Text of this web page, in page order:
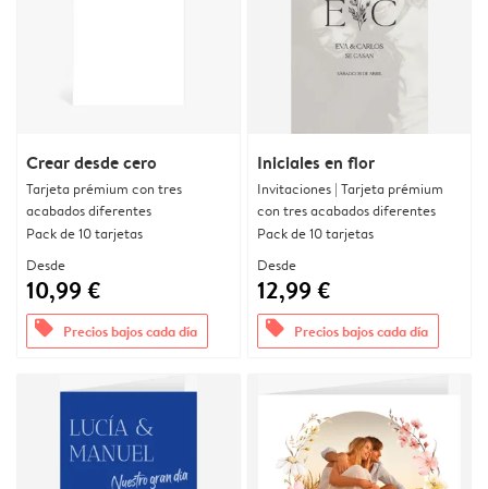
Crear desde cero
Tarjeta prémium con tres
acabados diferentes
Pack de 10 tarjetas
Desde
10,99 €
offers Precios bajos cada día
Iniciales en flor
Invitaciones | Tarjeta prémium
con tres acabados diferentes
Pack de 10 tarjetas
Desde
12,99 €
offers Precios bajos cada día